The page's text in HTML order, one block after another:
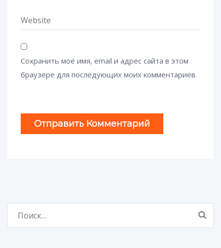
Сохранить моё имя, email и адрес сайта в этом
браузере для последующих моих комментариев.